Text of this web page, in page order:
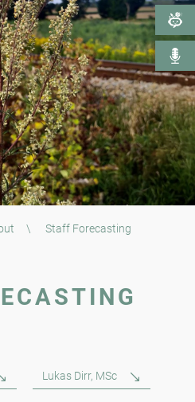
\ Staff Forecasting
Lukas Dirr, MSc